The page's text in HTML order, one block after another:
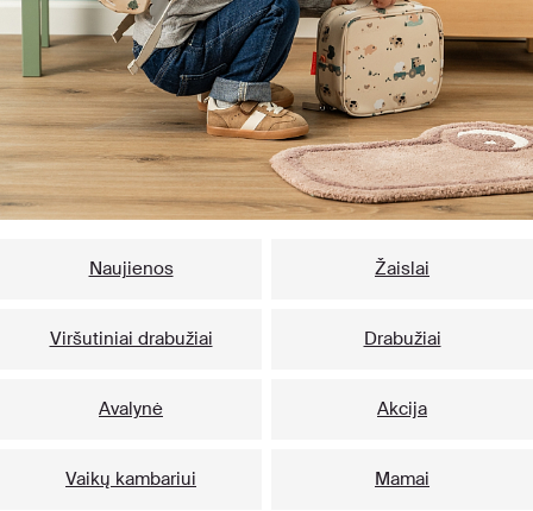
Naujienos Žaislai
Viršutiniai drabužiai Drabužiai
Avalynė Akcija
Vaikų kambariui Mamai